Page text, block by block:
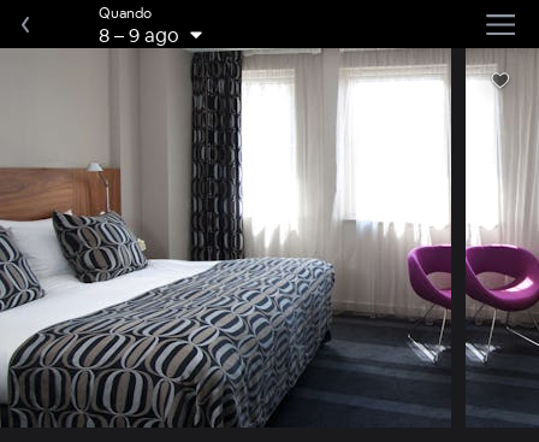
Quando
8–9 ago